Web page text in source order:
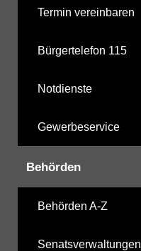
Termin vereinbaren
Bürgertelefon 115
Notdienste
Gewerbeservice
Behörden
Behörden A-Z
Senatsverwaltungen